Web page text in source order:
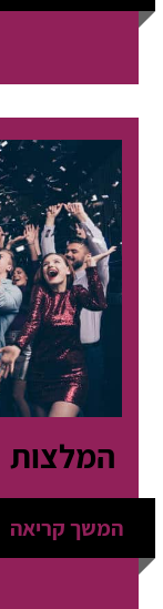
המלצות
המשך קריאה